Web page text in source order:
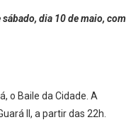
dia 10 de maio, com
o Baile da Cidade. A
II, a partir das 22h.